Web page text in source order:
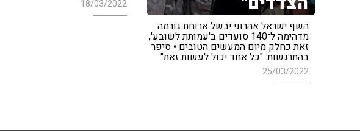
השף ישראל אהרוני יבשל ארוחת גורמה
מדהימה ל־140 סועדים ב'עמותת לשובע',
זאת כחלק מיום המעשים הטובים • סיפר
בהתרגשות: "כל אחד יכול לעשות זאת"
25/03/2022
18/03/2022